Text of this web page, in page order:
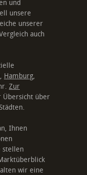
und
unsere
unserer
auch
, Hamburg,
Zur
Übersicht über
Ihnen
stellen
wir eine